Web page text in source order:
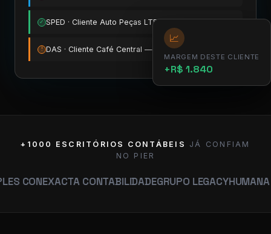
✓ SPED · Cliente Auto Peças LTDA 11:15
! DAS · Cliente Café Central — vence amanhã
📈
MARGEM DESTE CLIENTE
+R$ 1.840
+1000 ESCRITÓRIOS CONTÁBEIS
JÁ CONFIAM
NO PIER
CONTABILIDADEGRUPO LEGACYHUMANA